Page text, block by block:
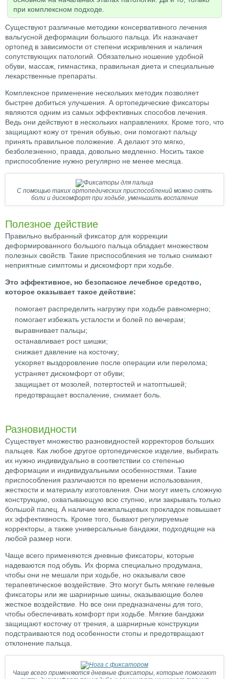
при комплексном подходе.
Существуют различные методики консервативного лечения
вальгусной деформации большого пальца. Их назначает
ортопед в зависимости от степени искривления и наличия
сопутствующих патологий. Обязательно ношение удобной
обуви, массаж, гимнастика, правильная диета и специальные
лекарственные препараты.
Комплексное применение нескольких методик позволяет
быстрее добиться улучшения. А ортопедические фиксаторы
являются одним из самых эффективных способов лечения.
Ведь они действуют в нескольких направлениях. Кроме того, что
защищают кожу от трения обувью, они помогают пальцу
принять правильное положение. А делают это мягко,
безболезненно, правда, довольно медленно. Носить такое
приспособление нужно регулярно не менее месяца.
С помощью таких ортопедических приспособлений можно снять
боли и дискомфорт при ходьбе, уменьшить воспаление
Полезное действие
Правильно выбранный фиксатор для коррекции
деформированного большого пальца обладает множеством
полезных свойств. Такие приспособления не только снимают
неприятные симптомы и дискомфорт при ходьбе.
Это эффективное, но безопасное лечебное средство,
которое оказывает такое действие:
помогает распределить нагрузку при ходьбе равномерно;
помогает избежать усталости и болей по вечерам;
выравнивает пальцы;
останавливает рост шишки;
снижает давление на косточку;
ускоряет выздоровление после операции или перелома;
устраняет дискомфорт от обуви;
защищает от мозолей, потертостей и натоптышей;
предотвращает воспаление, снимает боль.
Разновидности
Существует множество разновидностей корректоров больших
пальцев. Как любое другое ортопедическое изделие, выбирать
их нужно индивидуально в соответствии со степенью
деформации и индивидуальными особенностями. Такие
приспособления различаются по времени использования,
жесткости и материалу изготовления. Они могут иметь сложную
конструкцию, охватывающую всю ступню, или закрывать только
большой палец. А наличие межпальцевых прокладок повышает
их эффективность. Кроме того, бывают регулируемые
корректоры, а также универсальные бандажи, подходящие на
любой размер ноги.
Чаще всего применяются дневные фиксаторы, которые
надеваются под обувь. Их форма специально продумана,
чтобы они не мешали при ходьбе, но оказывали свое
терапевтическое воздействие. Это могут быть мягкие гелевые
фиксаторы или же шарнирные шины, оказывающие более
жесткое воздействие. Но все они предназначены для того,
чтобы обеспечивать комфорт при ходьбе. Мягкие бандажи
защищают косточку от трения, а шарнирные конструкции
подстраиваются под особенности стопы и предотвращают
отклонение пальца.
Чаще всего применяются дневные фиксаторы, которые помогают